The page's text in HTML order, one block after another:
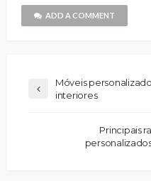
ADD A COMMENT
Móveis
interiores
Principais